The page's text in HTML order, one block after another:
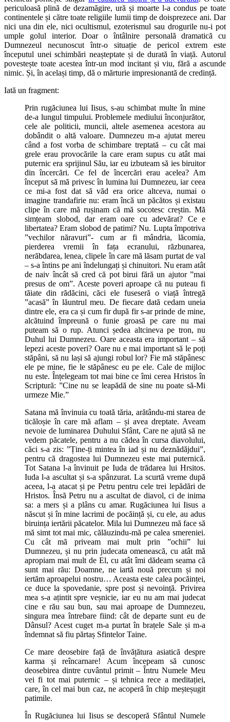
periculoasă plină de dezamăgire, ură și moarte l-a condus pe toate
continentele și către toate religiile lumii timp de doisprezece ani. Dar
nici una din ele, nici ocultismul, ezoterismul sau drogurile nu-i pot
umple golul interior. Doar o întâlnire personală dramatică cu
Dumnezeul necunoscut într-o situație de pericol extrem este
începutul unei schimbări neașteptate și de durată în viață. Autorul
povestește toate acestea într-un mod incitant și viu, fără a ascunde
nimic. Și, în același timp, dă o mărturie impresionantă de credință.
Iată un fragment:
Prin rugăciunea lui Iisus, s-au schimbat multe în mine
de-a lungul timpului. Problemele mediului înconjurător,
cele ale politicii, muncii, altele asemenea acestora au
dobândit o altă valoare. Dumnezeu m-a ajutat mereu
când a fost vorba de schimbare treptată – cu cât mai
grele erau provocările la care eram supus cu atât mai
puternic era sprijinul Său, iar eu izbuteam să ies biruitor
din încercări. Ce fel de încercări erau acelea? Am
început să mă privesc în lumina lui Dumnezeu, iar ceea
ce mi-a fost dat să văd era orice altceva, numai o
imagine trandafirie nu: eram încă un păcătos și existau
clipe în care mă rușinam că mă socotesc creștin. Mă
simțeam slobod, dar eram oare cu adevărat? Ce e
libertatea? Eram slobod de patimi? Nu. Lupta împotriva
”vechilor năravuri”- cum ar fi mândria, lăcomia,
pierderea vremii în fața ecranului, răzbunarea,
nerăbdarea, lenea, clipele în care mă lăsam purtat de val
– s-a întins pe ani îndelungați și chinuitori. Nu eram atât
de naiv încât să cred că pot birui fără un ajutor ”mai
presus de om”. Aceste poveri aproape că nu puteau fi
tăiate din rădăcini, căci ele fuseseră o viață întregă
”acasă” în lăuntrul meu. De fiecare dată cedam uneia
dintre ele, era ca și cum fir după fir s-ar prinde de mine,
alcătuind împreună o funie groasă pe care nu mai
puteam să o rup. Atunci ședea altcineva pe tron, nu
Duhul lui Dumnezeu. Oare aceasta era important – să
lepezi aceste poveri? Oare nu e mai important să le poți
stăpâni, să nu lași să ajungi robul lor? Fie mă stăpânesc
ele pe mine, fie le stăpânesc eu pe ele. Cale de mijloc
nu este. Înțelegeam tot mai bine ce îmi cerea Hristos în
Scriptură: ”Cine nu se leapădă de sine nu poate să-Mi
urmeze Mie.”
Satana mă învinuia cu toată tăria, arătându-mi starea de
ticăloșie în care mă aflam – și avea dreptate. Aveam
nevoie de luminarea Duhului Sfânt, Care ne ajută să ne
vedem păcatele, pentru a nu cădea în cursa diavolului,
căci s-a zis: ”Ține-ți mintea în iad și nu deznădăjdui”,
pentru că dragostea lui Dumnezeu este mai puternică.
Tot Satana l-a învinuit pe Iuda de trădarea lui Hrsitos.
Iuda l-a ascultat și s-a spânzurat. La scurtă vreme după
aceea, l-a atacat și pe Petru pentru cele trei lepădări de
Hristos. Însă Petru nu a ascultat de diavol, ci de inima
sa: a mers și a plâns cu amar. Rugăciunea lui Iisus a
născut și în mine lacrimi de pocăință și, cu ele, au adus
biruința iertării păcatelor. Mila lui Dumnezeu mă face să
mă simt tot mai mic, călăuzindu-mă pe calea smereniei.
Cu cât mă priveam mai mult prin ”ochii” lui
Dumnezeu, și nu prin judecata omenească, cu atât mă
apropiam mai mult de El, cu atât îmi dădeam seama că
sunt mai rău: Doamne, ne iartă nouă precum și noi
iertăm aproapelui nostru… Aceasta este calea pocăinței,
ce duce la spovedanie, spre post și nevoință. Privirea
mea s-a ațintit spre veșnicie, iar eu nu am mai judecat
cine e rău sau bun, sau mai aproape de Dumnezeu,
singura mea întrebare fiind: cât de departe sunt eu de
Dânsul? Acest cuget m-a purtat în brațele Sale și m-a
îndemnat să fiu părtaș Sfintelor Taine.
Ce mare deosebire față de învățătura asiatică despre
karma și reîncarnare! Acum începeam să cunosc
deosebirea dintre cuvântul primit – Întru Numele Meu
vei fi tot mai puternic – și tehnica rece a meditației,
care, în cel mai bun caz, ne acoperă în chip meșteșugit
patimile.
În Rugăciunea lui Iisus se descoperă Sfântul Numele